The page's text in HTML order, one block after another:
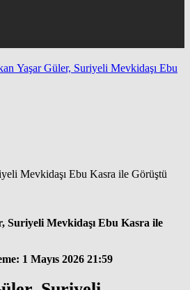
Yaşar Güler, Suriyeli Mevkidaşı Ebu
Suriyeli Mevkidaşı Ebu Kasra ile
1 Mayıs 2026 21:59